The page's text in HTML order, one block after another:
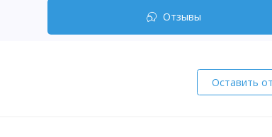
Отзывы
Оставить